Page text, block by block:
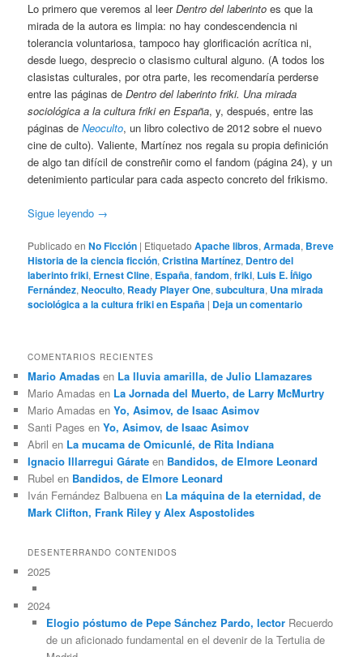
Lo primero que veremos al leerDentro del laberinto es que la
mirada de la autora es limpia: no hay condescendencia ni
tolerancia voluntariosa, tampoco hay glorificación acrítica ni,
desde luego, desprecio o clasismo cultural alguno. (A todos los
clasistas culturales, por otra parte, les recomendaría perderse
entre las páginas deDentro del laberinto friki. Una mirada
sociológica a la cultura friki en España, y, después, entre las
páginas deNeoculto, un libro colectivo de 2012 sobre el nuevo
cine de culto). Valiente, Martínez nos regala su propia definición
de algo tan difícil de constreñir como el fandom (página 24), y un
detenimiento particular para cada aspecto concreto del frikismo.
Sigue leyendo →
Publicado en No Ficción | Etiquetado Apache libros,Armada, Breve
Historia de la ciencia ficción,Cristina Martínez, Dentro del
laberinto friki, Ernest Cline, España,fandom,friki, Luis E. Íñigo
Fernández,Neoculto, Ready Player One,subcultura, Una mirada
sociológica a la cultura friki en España | Deja un comentario
COMENTARIOS RECIENTES
Mario Amadas en La lluvia amarilla, de Julio Llamazares
Mario Amadas en La Jornada del Muerto, de Larry McMurtry
Mario Amadas enYo, Asimov, de Isaac Asimov
Santi Pages enYo, Asimov, de Isaac Asimov
Abril en La mucama de Omicunlé, de Rita Indiana
Ignacio Illarregui Gárate en Bandidos, de Elmore Leonard
Rubel en Bandidos, de Elmore Leonard
Iván Fernández Balbuena en La máquina de la eternidad, de
Mark Clifton, Frank Riley y Alex Aspostolides
DESENTERRANDO CONTENIDOS
2025
2024
Elogio póstumo de Pepe Sánchez Pardo, lectorRecuerdo
de un aficionado fundamental en el devenir de la Tertulia de